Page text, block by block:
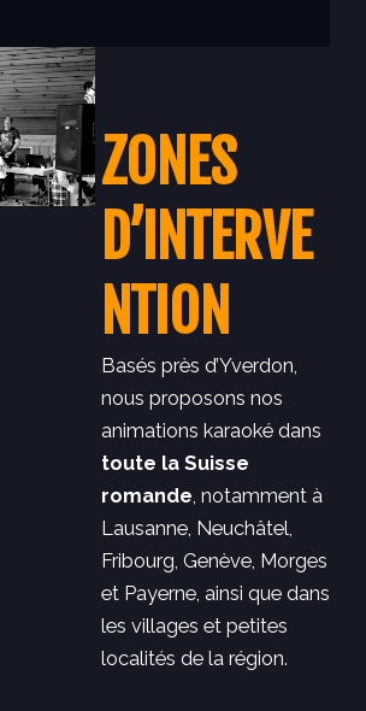
ZONES
D’INTERVE
NTION
Basés près d’Yverdon,
nous proposons nos
animations karaoké dans
toute la Suisse
romande, notamment à
Lausanne, Neuchâtel,
Fribourg, Genève, Morges
et Payerne, ainsi que dans
les villages et petites
localités de la région.